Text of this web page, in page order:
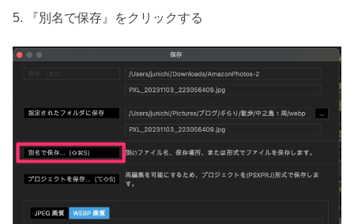
5. 『別名で保存』をクリックする